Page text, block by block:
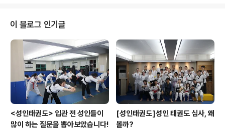
이 블로그 인기글
<성인태권도> 입관 전 성인들이
많이 하는 질문을 뽑아보았습니다!
[성인태권도]성인 태권도 심사, 왜
볼까?